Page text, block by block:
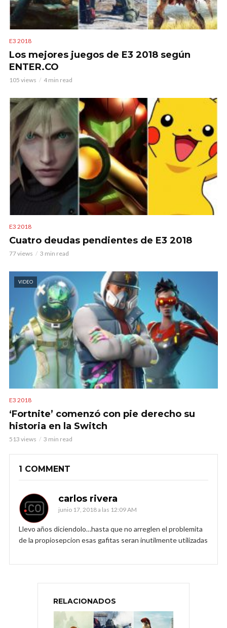
E3 2018
Los mejores juegos de E3 2018 según
ENTER.CO
105 views 4 min read
E3 2018
Cuatro deudas pendientes de E3 2018
77 views 3 min read
VIDEO
E3 2018
‘Fortnite’ comenzó con pie derecho su
historia en la Switch
513 views 3 min read
1 COMMENT
carlos rivera
junio 17, 2018 a las 12:09 AM
Llevo años diciendolo…hasta que no arreglen el problemita
de la propiosepcion esas gafitas seran inutilmente utilizadas
RELACIONADOS